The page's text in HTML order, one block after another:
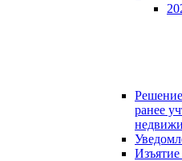
ранее
Изъятие